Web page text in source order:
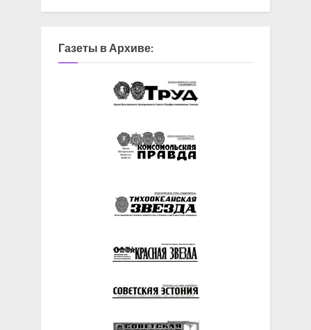
Газеты в Архиве: